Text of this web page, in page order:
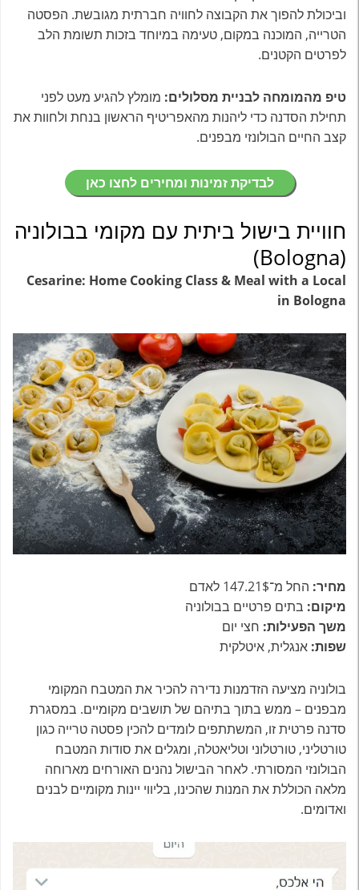
וביכולת להפוך את הקבוצה לחוויה חברתית מגובשת. הפסטה
הטרייה, המוכנה במקום, טעימה במיוחד בזכות תשומת הלב
לפרטים הקטנים.
טיפ מהמומחה לבניית מסלולים: מומלץ להגיע מעט לפני
תחילת הסדנה כדי ליהנות מהאפריטיף הראשון בנחת ולחוות את
קצב החיים הבולונזי מבפנים.
לבדיקת זמינות ומחירים לחצו כאן
חוויית בישול ביתית עם מקומי בבולוניה
(Bologna)
Cesarine: Home Cooking Class & Meal with a Local
in Bologna
מחיר: החל מ־147.21$ לאדם
מיקום: בתים פרטיים בבולוניה
משך הפעילות: חצי יום
שפות: אנגלית, איטלקית
בולוניה מציעה הזדמנות נדירה להכיר את המטבח המקומי
מבפנים – ממש בתוך בתיהם של תושבים מקומיים. במסגרת
סדנה פרטית זו, המשתתפים לומדים להכין פסטה טרייה כגון
טורטליני, טורטלוני וטליאטלה, ומגלים את סודות המטבח
הבולונזי המסורתי. לאחר הבישול נהנים האורחים מארוחה
מלאה הכוללת את המנות שהכינו, בליווי יינות מקומיים לבנים
ואדומים.